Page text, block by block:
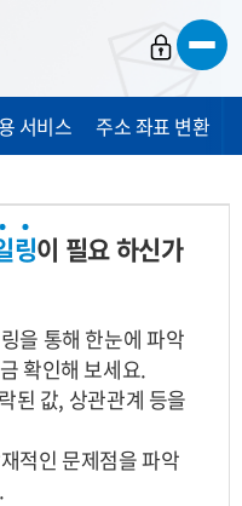
서비스 주소 좌표 변환
링이 필요 하신가
을 통해 한눈에 파악
확인해 보세요.
된 값, 상관관계 등을
적인 문제점을 파악